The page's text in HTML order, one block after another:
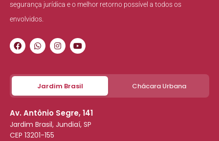
segurança jurídica e o melhor retorno possível a todos os
envolvidos.
Jardim Brasil Chácara Urbana
Av. Antônio Segre, 141
Jardim Brasil, Jundiaí, SP
CEP 13201-155